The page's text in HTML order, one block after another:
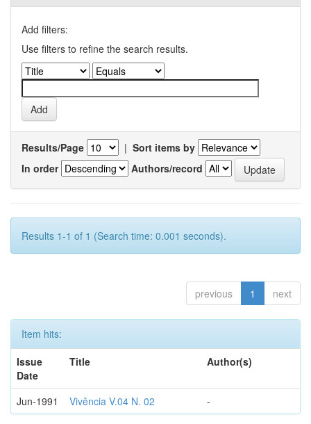
Add filters:
Use filters to refine the search results.
Results/Page | Sort items by
In order
Authors/record
Results 1-1 of 1 (Search time: 0.001 seconds).
previous 1 next
Item hits:
Issue
Date
Title Author(s)
Jun-1991 Vivência V.04 N. 02 -